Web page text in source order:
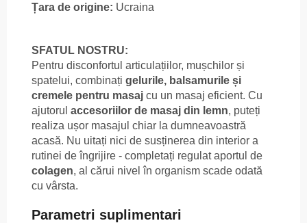
Țara de origine: Ucraina
SFATUL NOSTRU:
Pentru disconfortul articulațiilor, mușchilor și
spatelui, combinați gelurile, balsamurile și
cremele pentru masaj cu un masaj eficient. Cu
ajutorul accesoriilor de masaj din lemn, puteți
realiza ușor masajul chiar la dumneavoastră
acasă. Nu uitați nici de susținerea din interior a
rutinei de îngrijire - completați regulat aportul de
colagen, al cărui nivel în organism scade odată
cu vârsta.
Parametri suplimentari